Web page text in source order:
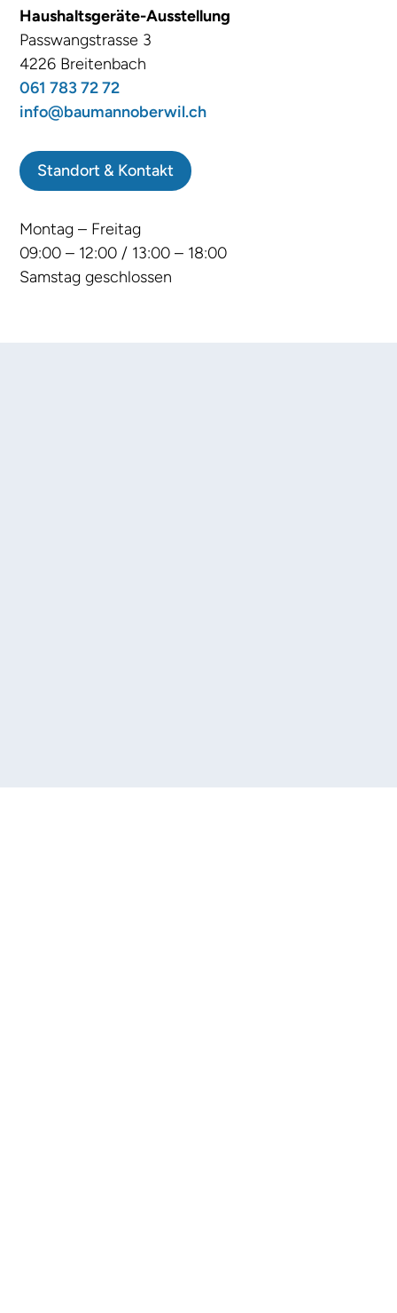
Haushaltsgeräte-Ausstellung
Passwangstrasse 3
4226 Breitenbach
061 783 72 72
info@baumannoberwil.ch
Standort & Kontakt
Montag – Freitag
09:00 – 12:00 / 13:00 – 18:00
Samstag geschlossen